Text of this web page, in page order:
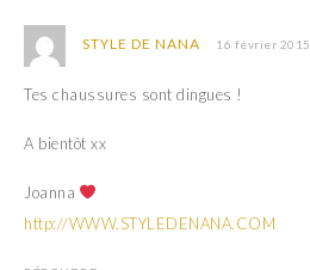
STYLE DE NANA 16 février 2015
Tes chaussures sont dingues !
A bientôt xx
Joanna
http://WWW.STYLEDENANA.COM